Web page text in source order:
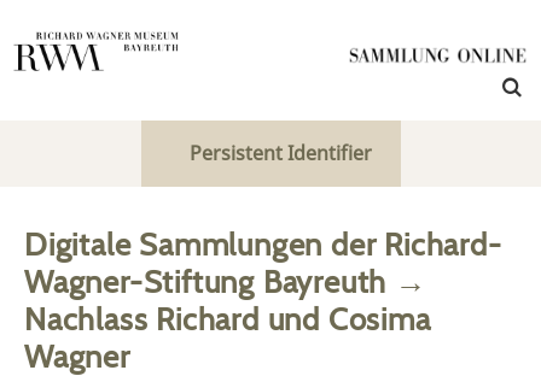
Persistent Identifier
Digitale Sammlungen der Richard-
Wagner-Stiftung Bayreuth →
Nachlass Richard und Cosima
Wagner